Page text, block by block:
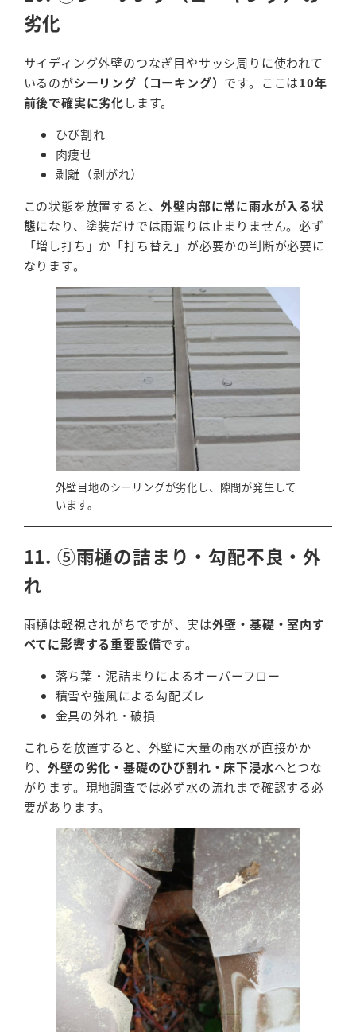
劣化
サイディング外壁のつなぎ目やサッシ周りに使われて
いるのがシーリング（コーキング） です。ここは10年
前後で確実に劣化します。
ひび割れ
肉痩せ
剥離（剥がれ）
この状態を放置すると、外壁内部に常に雨水が入る状
態になり、塗装だけでは雨漏りは止まりません。必ず
「増し打ち」か「打ち替え」が必要かの判断が必要に
なります。
外壁目地のシーリングが劣化し、隙間が発生して
います。
11. ⑤雨樋の詰まり・勾配不良・外
れ
雨樋は軽視されがちですが、実は外壁・基礎・室内す
べてに影響する重要設備です。
落ち葉・泥詰まりによるオーバーフロー
積雪や強風による勾配ズレ
金具の外れ・破損
これらを放置すると、外壁に大量の雨水が直接かか
り、外壁の劣化・基礎のひび割れ・床下浸水へとつな
がります。現地調査では必ず水の流れまで確認する必
要があります。